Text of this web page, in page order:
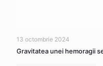
13 octombrie 2024
Gravitatea unei hemoragii